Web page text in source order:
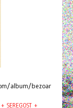
album/bezoar
SEREGOST +